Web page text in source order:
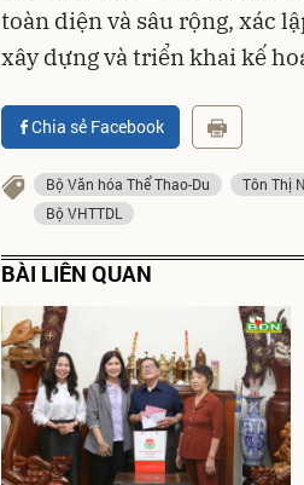
toàn diện và sâu rộng, xác
xây dựng và triển khai kế
Chia sẻ Facebook
Bộ Văn hóa Thể Thao-Du
Tôn Thị
Bộ VHTTDL
BÀI LIÊN QUAN